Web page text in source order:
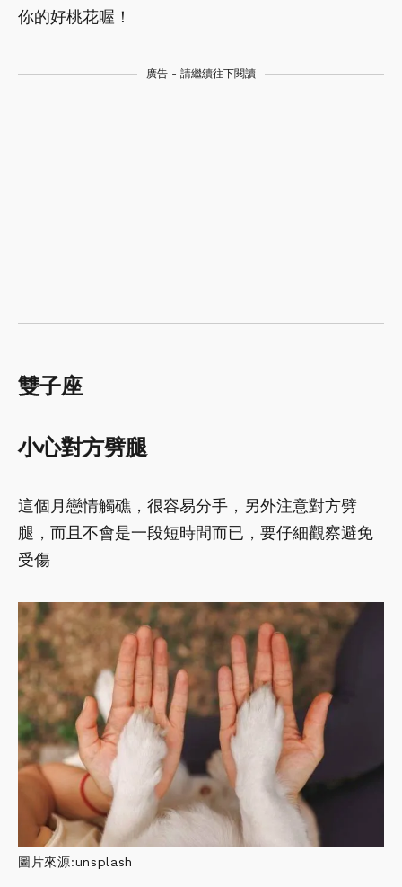
你的好桃花喔！
廣告 - 請繼續往下閱讀
雙子座
小心對方劈腿
這個月戀情觸礁，很容易分手，另外注意對方劈
腿，而且不會是一段短時間而已，要仔細觀察避免
受傷
圖片來源:unsplash